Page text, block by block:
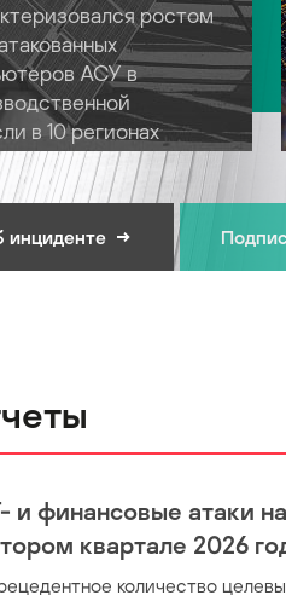
ростом
АСУ в
в 10 регионах
и финансовые атаки
квартале 2026
количество